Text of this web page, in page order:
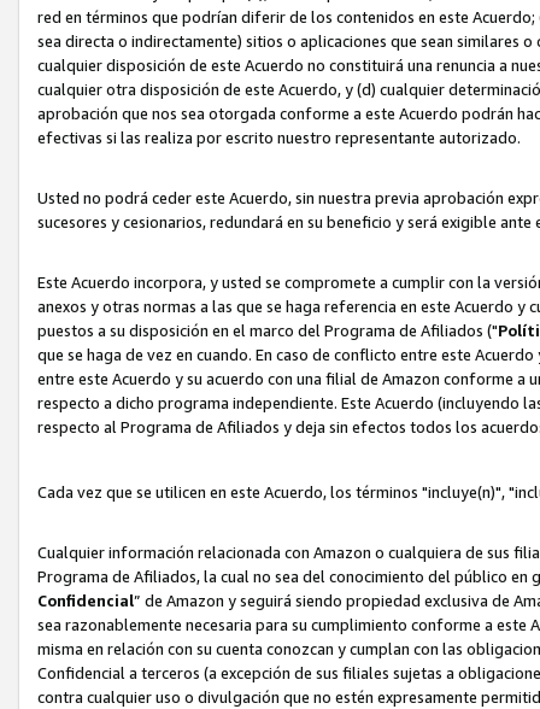
red en términos que podrían diferir de los contenidos en este
sea directa o indirectamente) sitios o aplicaciones que sean similares
cualquier disposición de este Acuerdo no constituirá una renuncia a
cualquier otra disposición de este Acuerdo, y (d) cualquier
aprobación que nos sea otorgada conforme a este Acuerdo podrán
efectivas si las realiza por escrito nuestro representante autorizado.
Usted no podrá ceder este Acuerdo, sin nuestra previa aprobación
sucesores y cesionarios, redundará en su beneficio y será exigible
Este Acuerdo incorpora, y usted se compromete a cumplir con la
anexos y otras normas a las que se haga referencia en este Acuerdo
puestos a su disposición en el marco del Programa de Afiliados ("
que se haga de vez en cuando. En caso de conflicto entre este
entre este Acuerdo y su acuerdo con una filial de Amazon conforme
respecto a dicho programa independiente. Este Acuerdo (incluyendo
respecto al Programa de Afiliados y deja sin efectos todos los
Cada vez que se utilicen en este Acuerdo, los términos "incluye(n)",
Cualquier información relacionada con Amazon o cualquiera de sus
Programa de Afiliados, la cual no sea del conocimiento del público
Confidencial” de Amazon y seguirá siendo propiedad exclusiva de
sea razonablemente necesaria para su cumplimiento conforme a
misma en relación con su cuenta conozcan y cumplan con las
Confidencial a terceros (a excepción de sus filiales sujetas a
contra cualquier uso o divulgación que no estén expresamente